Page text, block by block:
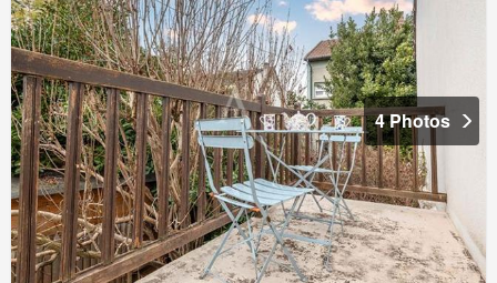
4 Photos